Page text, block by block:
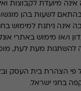
מיועדת לקבוצות
לשעות בהן
אינה ניתנת למימוש
ו/או מימוש באתרי
להשתנות מעת לעת,
פי הצהרת בית העסק
בחגי ישראל.